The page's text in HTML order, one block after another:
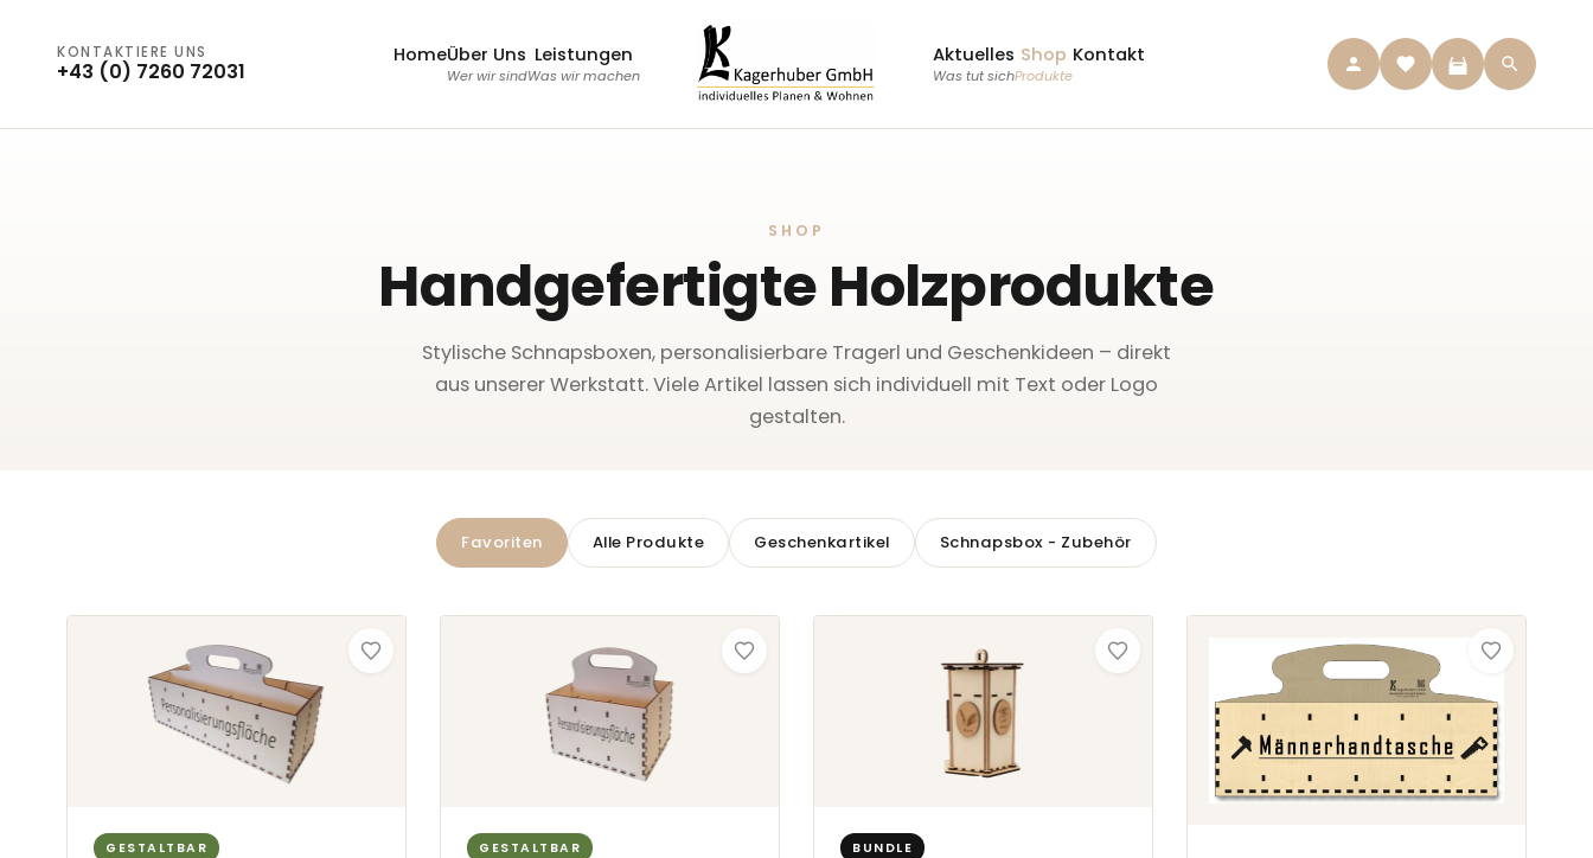
KONTAKTIERE UNS
+43 (0) 7260 72031
HomeÜber Uns
Wer wir sind
Leistungen
Was wir machen
Aktuelles
Was tut sich
Shop
Produkte
Kontakt
SHOP
Handgefertigte Holzprodukte
Stylische Schnapsboxen, personalisierbare Tragerl und Geschenkideen – direkt
aus unserer Werkstatt. Viele Artikel lassen sich individuell mit Text oder Logo
gestalten.
Favoriten Alle Produkte Geschenkartikel Schnapsbox - Zubehör
GESTALTBAR GESTALTBAR BUNDLE